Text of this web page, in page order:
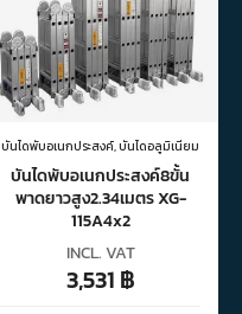
บันไดพับอเนกประสงค์,บันไดอลูมิเนียม
บันไดพับอเนกประสงค์8ขั้น
พาดยาวสูง2.34เมตร XG-
115A4x2
INCL. VAT
3,531 ฿